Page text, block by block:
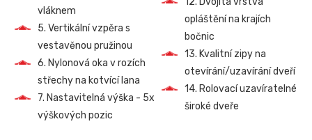
vláknem
5. Vertikální vzpěra s
vestavěnou pružinou
6. Nylonová oka v rozích
střechy na kotvící lana
7. Nastavitelná výška - 5x
výškových pozic
opláštění na krajích
bočnic
13. Kvalitní zipy na
otevírání/uzavírání dveří
14. Rolovací uzavíratelné
široké dveře